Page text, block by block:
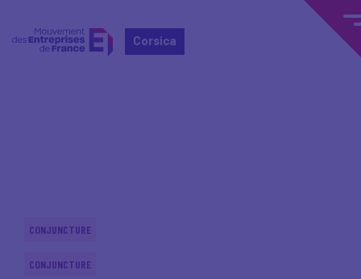
Corsica
CONJUNCTURE
CONJUNCTURE